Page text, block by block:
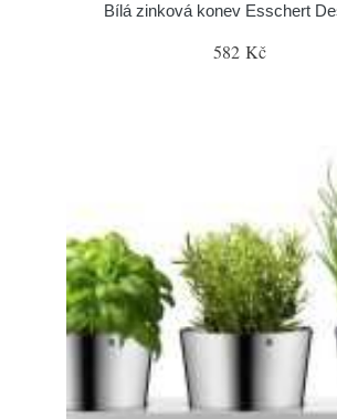
Bílá zinková konev Esschert
582 Kč